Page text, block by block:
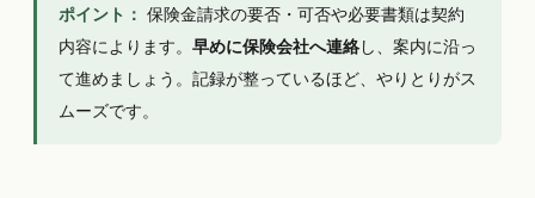
ポイント： 保険金請求の要否・可否や必要書類は契約
内容によります。 早めに保険会社へ連絡し、案内に沿っ
て進めましょう。記録が整っているほど、やりとりがス
ムーズです。